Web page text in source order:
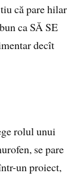
că pare hilar
ca SĂ SE
decît
rolul unui
se pare
un proiect,